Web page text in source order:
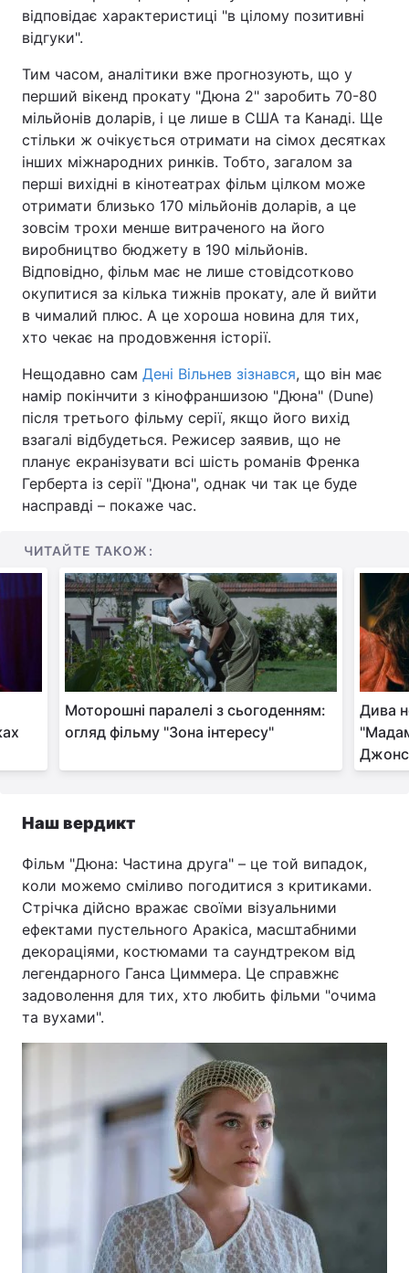
відповідає характеристиці "в цілому позитивні
відгуки".
Тим часом, аналітики вже прогнозують, що у
перший вікенд прокату "Дюна 2" заробить 70-80
мільйонів доларів, і це лише в США та Канаді. Ще
стільки ж очікується отримати на сімох десятках
інших міжнародних ринків. Тобто, загалом за
перші вихідні в кінотеатрах фільм цілком може
отримати близько 170 мільйонів доларів, а це
зовсім трохи менше витраченого на його
виробництво бюджету в 190 мільйонів.
Відповідно, фільм має не лише стовідсотково
окупитися за кілька тижнів прокату, але й вийти
в чималий плюс. А це хороша новина для тих,
хто чекає на продовження історії.
Нещодавно сам Дені Вільнев зізнався, що він має
намір покінчити з кінофраншизою "Дюна" (Dune)
після третього фільму серії, якщо його вихід
взагалі відбудеться. Режисер заявив, що не
планує екранізувати всі шість романів Френка
Герберта із серії "Дюна", однак чи так це буде
насправді – покаже час.
ЧИТАЙТЕ ТАКОЖ:
Моторошні паралелі з сьогоденням:
огляд фільму "Зона інтересу"
Дива
Наш вердикт
Фільм "Дюна: Частина друга" – це той випадок,
коли можемо сміливо погодитися з критиками.
Стрічка дійсно вражає своїми візуальними
ефектами пустельного Аракіса, масштабними
декораціями, костюмами та саундтреком від
легендарного Ганса Циммера. Це справжнє
задоволення для тих, хто любить фільми "очима
та вухами".